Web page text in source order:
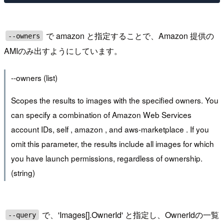
--owners
で amazon と指定することで、Amazon 提供の
AMIのみ出すようにしています。
--owners (list)
Scopes the results to images with the specified owners. You
can specify a combination of Amazon Web Services
account IDs, self , amazon , and aws-marketplace . If you
omit this parameter, the results include all images for which
you have launch permissions, regardless of ownership.
(string)
--query
で、'Images[].OwnerId' と指定し、OwnerIdの一覧